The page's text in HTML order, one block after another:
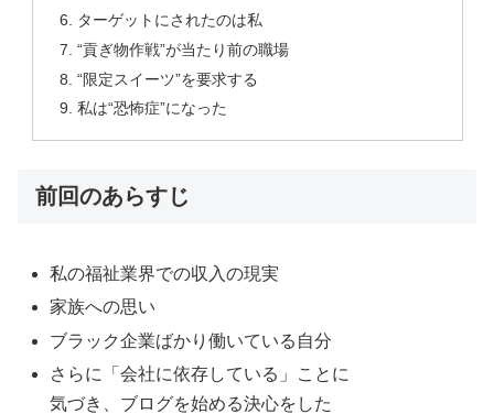
ターゲットにされたのは私
“貢ぎ物作戦”が当たり前の職場
“限定スイーツ”を要求する
私は“恐怖症”になった
前回のあらすじ
私の福祉業界での収入の現実
家族への思い
ブラック企業ばかり働いている自分
さらに「会社に依存している」ことに
気づき、ブログを始める決心をした